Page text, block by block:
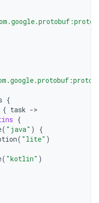
{
{ task ->
{
( "java" )
{
( "lite" )
( "kotlin" )